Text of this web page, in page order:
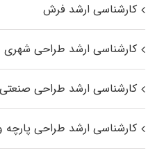
کارشناسی ارشد فرش
کارشناسی ارشد طراحی شهری
کارشناسی ارشد طراحی صنعتی
کارشناسی ارشد طراحی پارچه